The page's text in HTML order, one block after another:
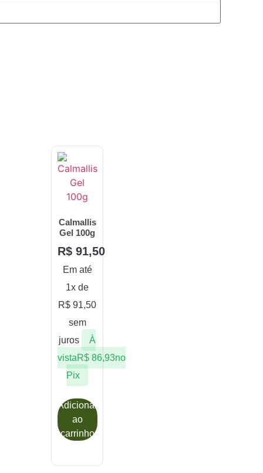
Calmallis
Gel 100g
R$ 91,50
Em até
1x de
R$ 91,50
sem
juros
À
vistaR$ 86,93no
Pix
Adicionar
ao
carrinho